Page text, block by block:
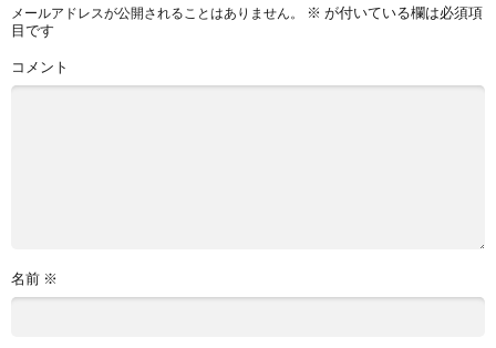
メールアドレスが公開されることはありません。 ※ が付いている欄は必須項
目です
コメント
名前 ※